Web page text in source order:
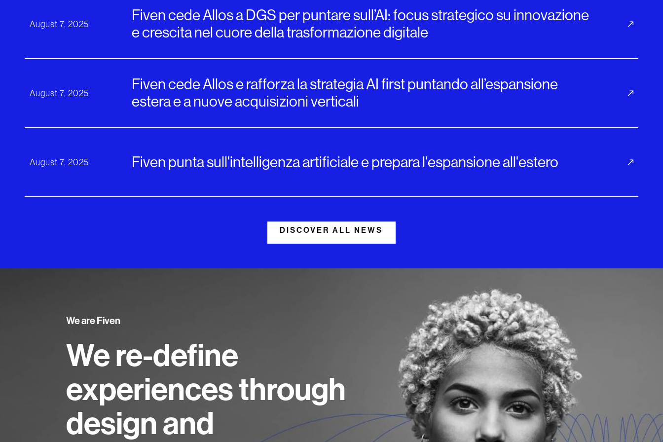
August 7, 2025
Fiven cede Allos a DGS per puntare sull’AI: focus strategico su innovazione
e crescita nel cuore della trasformazione digitale
August 7, 2025
Fiven cede Allos e rafforza la strategia AI first puntando all’espansione
estera e a nuove acquisizioni verticali
August 7, 2025 Fiven punta sull'intelligenza artificiale e prepara l'espansione all'estero
DISCOVER ALL NEWS
We are Fiven
We re-define
experiences through
design and